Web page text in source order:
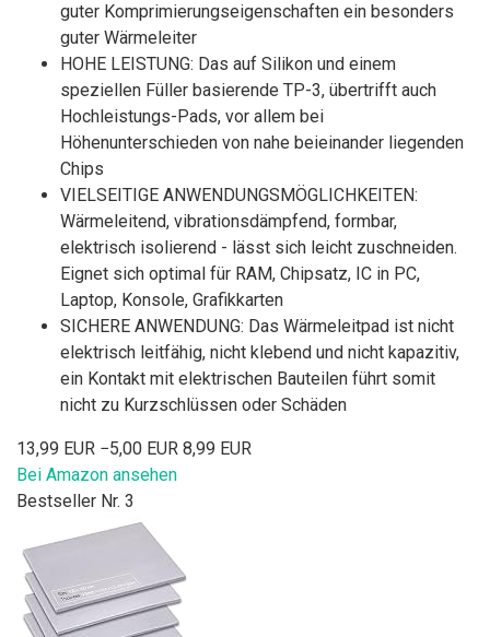
guter Komprimierungseigenschaften ein besonders
guter Wärmeleiter
HOHE LEISTUNG: Das auf Silikon und einem
speziellen Füller basierende TP-3, übertrifft auch
Hochleistungs-Pads, vor allem bei
Höhenunterschieden von nahe beieinander liegenden
Chips
VIELSEITIGE ANWENDUNGSMÖGLICHKEITEN:
Wärmeleitend, vibrationsdämpfend, formbar,
elektrisch isolierend - lässt sich leicht zuschneiden.
Eignet sich optimal für RAM, Chipsatz, IC in PC,
Laptop, Konsole, Grafikkarten
SICHERE ANWENDUNG: Das Wärmeleitpad ist nicht
elektrisch leitfähig, nicht klebend und nicht kapazitiv,
ein Kontakt mit elektrischen Bauteilen führt somit
nicht zu Kurzschlüssen oder Schäden
13,99 EUR −5,00 EUR 8,99 EUR
Bei Amazon ansehen
Bestseller Nr. 3